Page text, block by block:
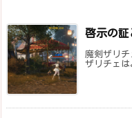
啓示の証
魔剣ザリ
ザリチェ